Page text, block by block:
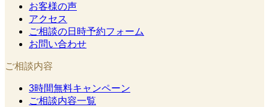
お客様の声
アクセス
ご相談の日時予約フォーム
お問い合わせ
ご相談内容
3時間無料キャンペーン
ご相談内容一覧